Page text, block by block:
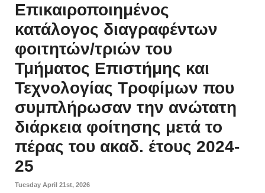
Επικαιροποιημένος
κατάλογος διαγραφέντων
φοιτητών/τριών του
Τμήματος Επιστήμης και
Τεχνολογίας Τροφίμων που
συμπλήρωσαν την ανώτατη
διάρκεια φοίτησης μετά το
πέρας του ακαδ. έτους 2024-
25
Tuesday April 21st, 2026